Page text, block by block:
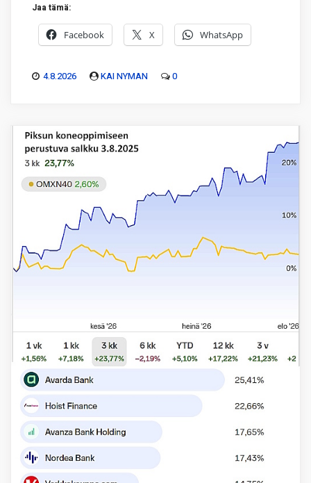
Jaa tämä:
Facebook X WhatsApp
4.8.2026 KAI NYMAN 0